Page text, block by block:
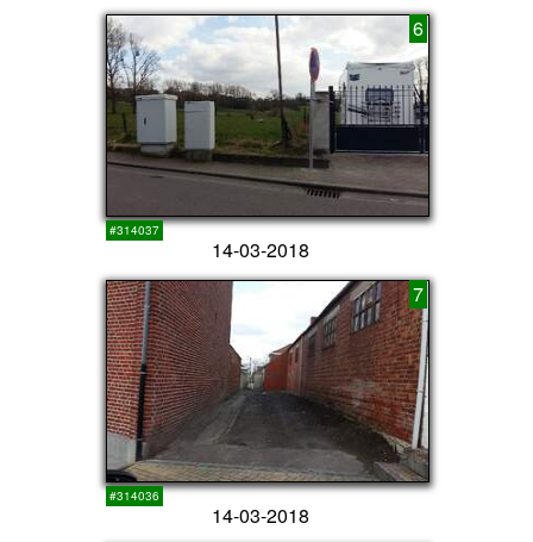
#314037
14-03-2018
6
#314036
14-03-2018
7